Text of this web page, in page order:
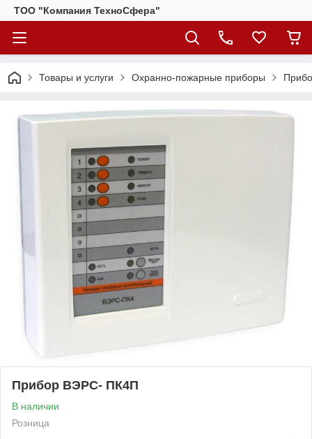
ТОО "Компания ТехноСфера"
Товары и услуги Охранно-пожарные приборы
Прибор ВЭРС- ПК4П
В наличии
Розница